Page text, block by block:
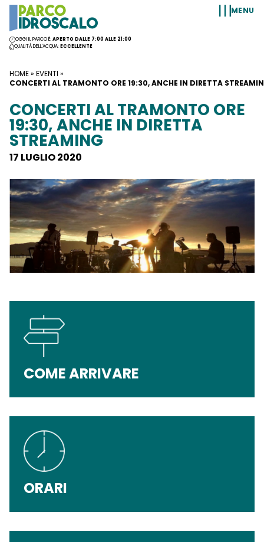
Vai al contenuto
OGGI IL PARCO È:APERTO DALLE 7:00 ALLE 21:00
QUALITÀ DELL'ACQUA:ECCELLENTE
MENU
HOME» EVENTI »
CONCERTI AL TRAMONTO ORE 19:30, ANCHE IN DIRETTA
CONCERTI AL TRAMONTO ORE
19:30, ANCHE IN DIRETTA
STREAMING
17 LUGLIO 2020
COME ARRIVARE
ORARI